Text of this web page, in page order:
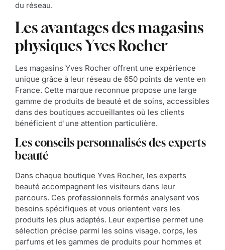
du réseau.
Les avantages des magasins
physiques Yves Rocher
Les magasins Yves Rocher offrent une expérience
unique grâce à leur réseau de 650 points de vente en
France. Cette marque reconnue propose une large
gamme de produits de beauté et de soins, accessibles
dans des boutiques accueillantes où les clients
bénéficient d'une attention particulière.
Les conseils personnalisés des experts
beauté
Dans chaque boutique Yves Rocher, les experts
beauté accompagnent les visiteurs dans leur
parcours. Ces professionnels formés analysent vos
besoins spécifiques et vous orientent vers les
produits les plus adaptés. Leur expertise permet une
sélection précise parmi les soins visage, corps, les
parfums et les gammes de produits pour hommes et